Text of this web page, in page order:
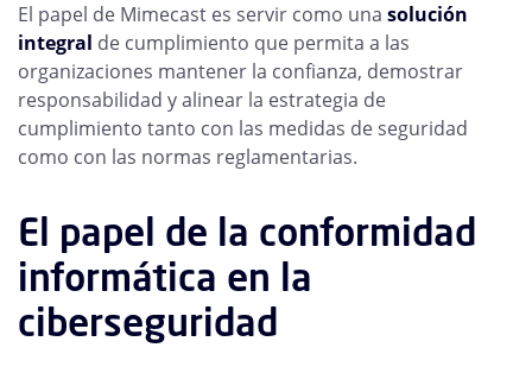
El papel de Mimecast es servir como una solución
integral de cumplimiento que permita a las
organizaciones mantener la confianza, demostrar
responsabilidad y alinear la estrategia de
cumplimiento tanto con las medidas de seguridad
como con las normas reglamentarias.
El papel de la conformidad
informática en la
ciberseguridad